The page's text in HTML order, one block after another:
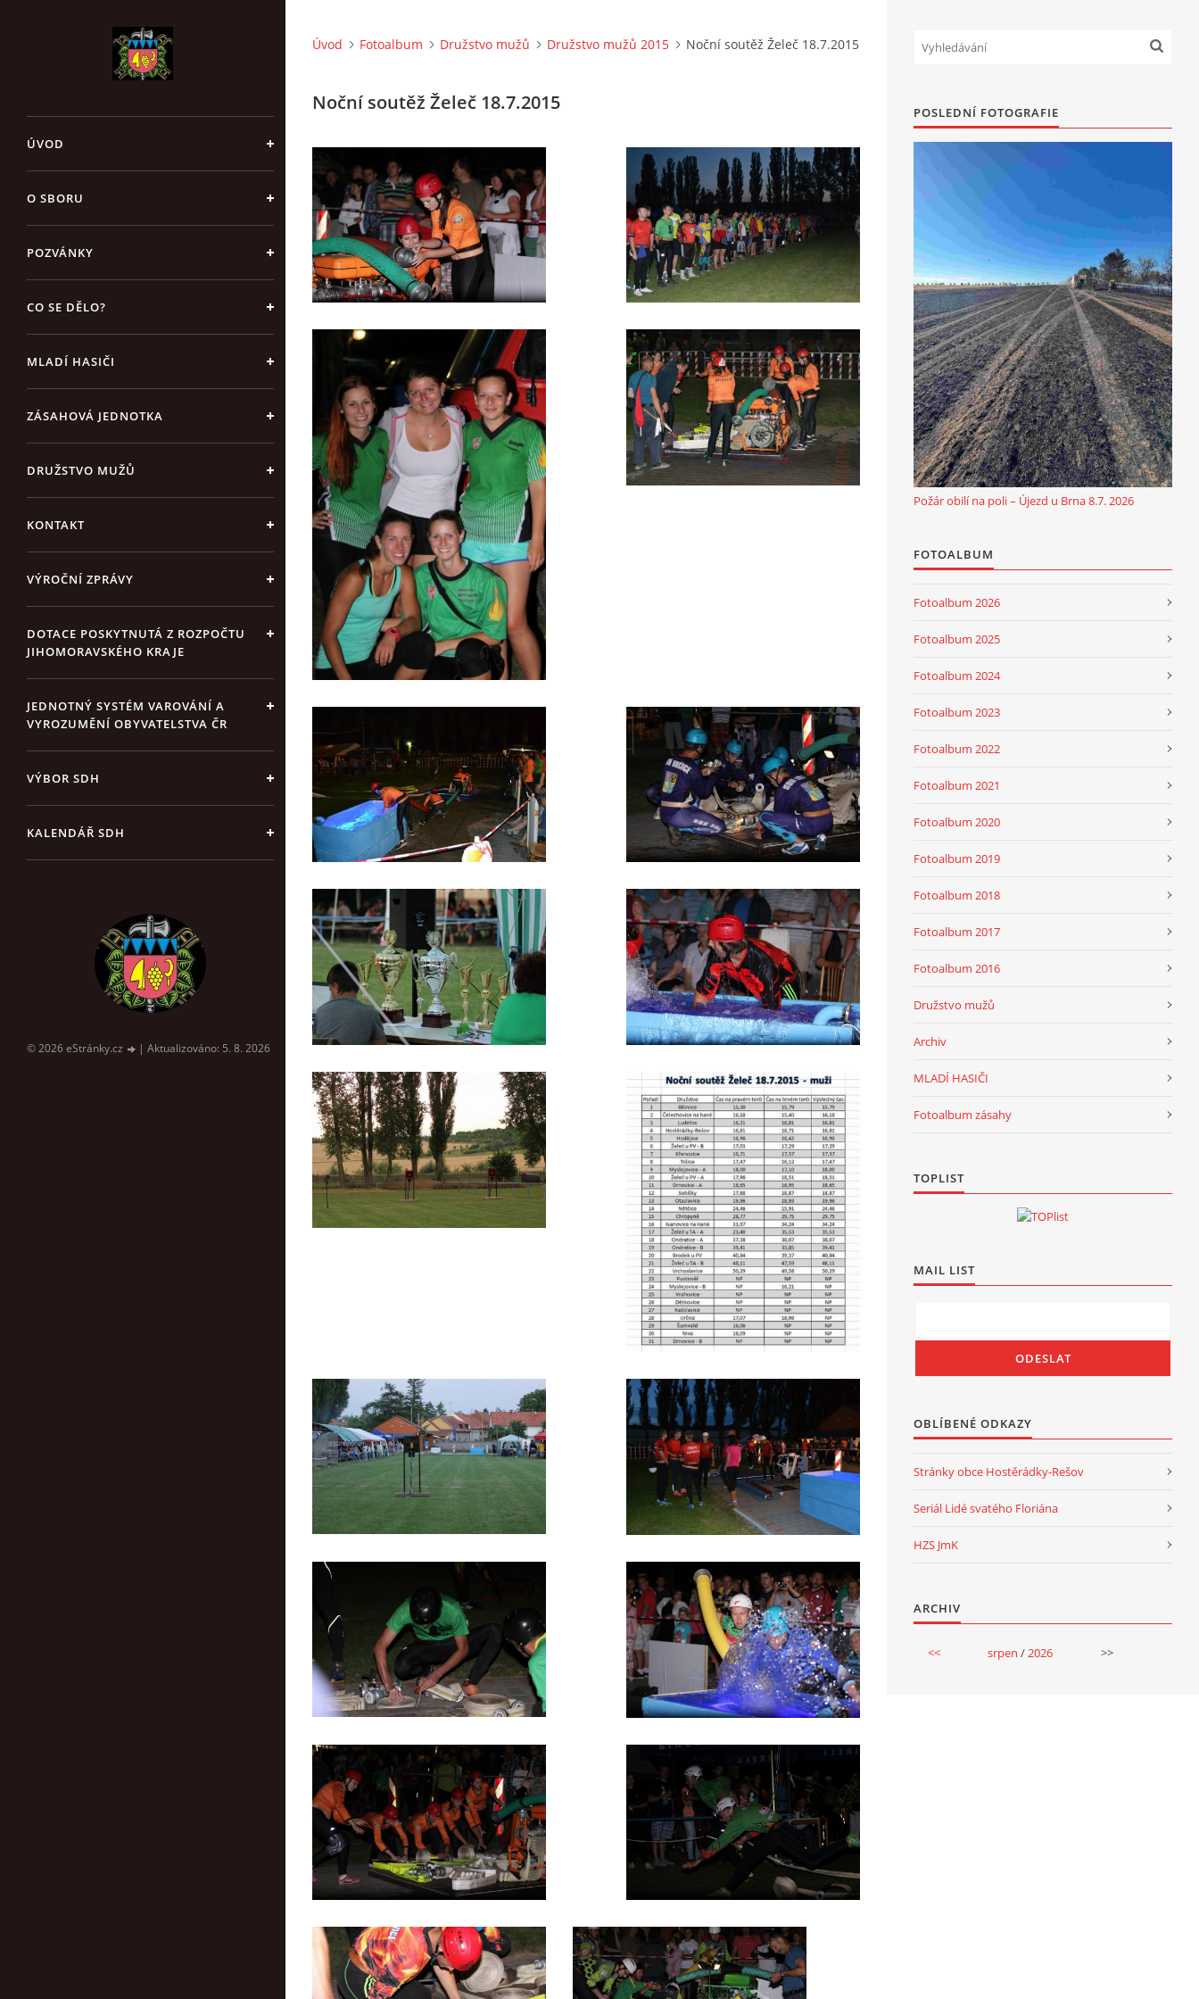
ÚVOD
O SBORU
POZVÁNKY
CO SE DĚLO?
MLADÍ HASIČI
ZÁSAHOVÁ JEDNOTKA
DRUŽSTVO MUŽŮ
KONTAKT
VÝROČNÍ ZPRÁVY
DOTACE POSKYTNUTÁ Z ROZPOČTU
JIHOMORAVSKÉHO KRAJE
JEDNOTNÝ SYSTÉM VAROVÁNÍ A
VYROZUMĚNÍ OBYVATELSTVA ČR
VÝBOR SDH
KALENDÁŘ SDH
© 2026 eStránky.cz | Aktualizováno: 5. 8. 2026
Úvod Fotoalbum Družstvo mužů Družstvo mužů 2015 Noční soutěž Želeč 18.7.2015
Noční soutěž Želeč 18.7.2015 POSLEDNÍ FOTOGRAFIE
Požár obilí na poli – Újezd u Brna 8.7. 2026
FOTOALBUM
Fotoalbum 2026
Fotoalbum 2025
Fotoalbum 2024
Fotoalbum 2023
Fotoalbum 2022
Fotoalbum 2021
Fotoalbum 2020
Fotoalbum 2019
Fotoalbum 2018
Fotoalbum 2017
Fotoalbum 2016
Družstvo mužů
Archiv
MLADÍ HASIČI
Fotoalbum zásahy
TOPLIST
MAIL LIST
OBLÍBENÉ ODKAZY
Stránky obce Hostěrádky-Rešov
Seriál Lidé svatého Floriána
HZS JmK
ARCHIV
<< srpen /2026 >>